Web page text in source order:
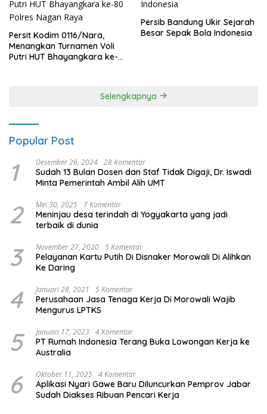
Persit Kodim 0116/Nara,
Menangkan Turnamen Voli
Putri HUT Bhayangkara ke-
Persib Bandung Ukir Sejarah
Besar Sepak Bola Indonesia
Selengkapnya
Popular Post
1 Desember 26, 2024 28 Komentar
Sudah 13 Bulan Dosen dan Staf Tidak Digaji, Dr. Iswadi
Minta Pemerintah Ambil Alih UMT
2 Mei 30, 2025 7 Komentar
Meninjau desa terindah di Yogyakarta yang jadi
terbaik di dunia
3 November 27, 2020 5 Komentar
Pelayanan Kartu Putih Di Disnaker Morowali Di Alihkan
Ke Daring
4 Januari 28, 2021 5 Komentar
Perusahaan Jasa Tenaga Kerja Di Morowali Wajib
Mengurus LPTKS
5 Januari 17, 2023 4 Komentar
PT Rumah Indonesia Terang Buka Lowongan Kerja ke
Australia
6 Oktober 11, 2025 4 Komentar
Aplikasi Nyari Gawe Baru Diluncurkan Pemprov Jabar
Sudah Diakses Ribuan Pencari Kerja